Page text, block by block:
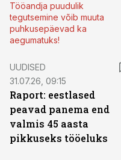
Tööandja puudulik
tegutsemine võib muuta
puhkusepäevad ka
aegumatuks!
UUDISED
31.07.26, 09:15
Raport: eestlased
peavad panema end
valmis 45 aasta
pikkuseks tööeluks